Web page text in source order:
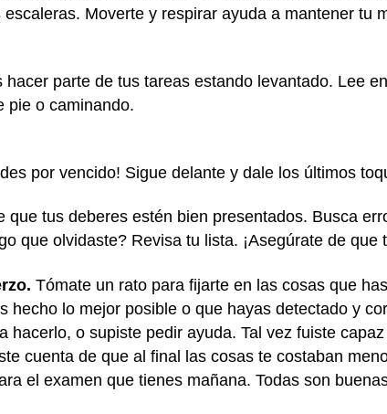
Moverte y respirar ayuda a mantener tu
parte de tus tareas estando levantado. Lee
pie o caminando.
por vencido! Sigue delante y dale los últimos
que tus deberes estén bien presentados. Busca
que olvidaste? Revisa tu lista. ¡Asegúrate de
Tómate un rato para fijarte en las cosas que
hecho lo mejor posible o que hayas detectado y
hacerlo, o supiste pedir ayuda. Tal vez fuiste
cuenta de que al final las cosas te costaban
el examen que tienes mañana. Todas son